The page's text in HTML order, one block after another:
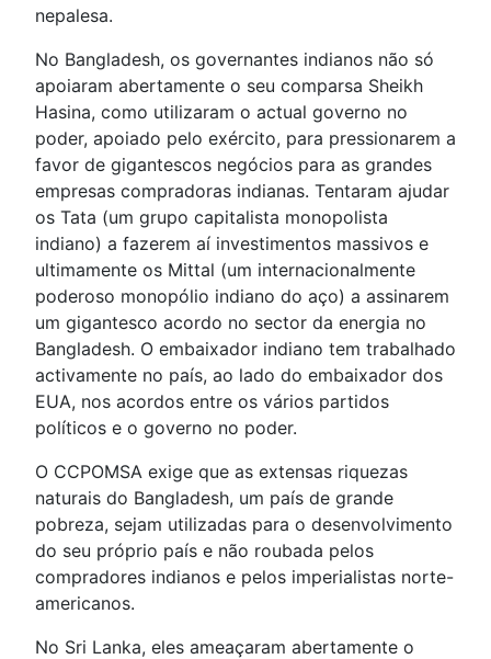
nepalesa.
No Bangladesh, os governantes indianos não só
apoiaram abertamente o seu comparsa Sheikh
Hasina, como utilizaram o actual governo no
poder, apoiado pelo exército, para pressionarem a
favor de gigantescos negócios para as grandes
empresas compradoras indianas. Tentaram ajudar
os Tata (um grupo capitalista monopolista
indiano) a fazerem aí investimentos massivos e
ultimamente os Mittal (um internacionalmente
poderoso monopólio indiano do aço) a assinarem
um gigantesco acordo no sector da energia no
Bangladesh. O embaixador indiano tem trabalhado
activamente no país, ao lado do embaixador dos
EUA, nos acordos entre os vários partidos
políticos e o governo no poder.
O CCPOMSA exige que as extensas riquezas
naturais do Bangladesh, um país de grande
pobreza, sejam utilizadas para o desenvolvimento
do seu próprio país e não roubada pelos
compradores indianos e pelos imperialistas norte-
americanos.
No Sri Lanka, eles ameaçaram abertamente o